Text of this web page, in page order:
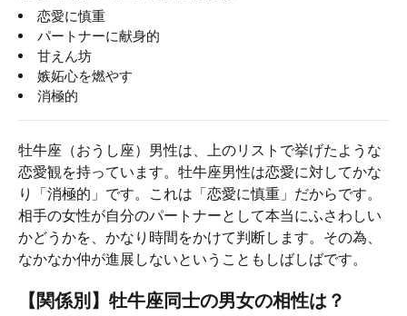
恋愛に慎重
パートナーに献身的
甘えん坊
嫉妬心を燃やす
消極的
牡牛座（おうし座）男性は、上のリストで挙げたような
恋愛観を持っています。牡牛座男性は恋愛に対してかな
り「消極的」です。これは「恋愛に慎重」だからです。
相手の女性が自分のパートナーとして本当にふさわしい
かどうかを、かなり時間をかけて判断します。その為、
なかなか仲が進展しないということもしばしばです。
【関係別】牡牛座同士の男女の相性は？